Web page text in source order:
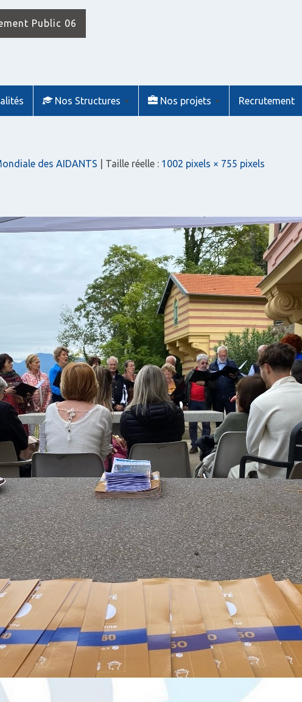
Public 06
Nos Structures Nos projets Recrutement
des AIDANTS | Taille réelle : 1002 pixels × 755 pixels